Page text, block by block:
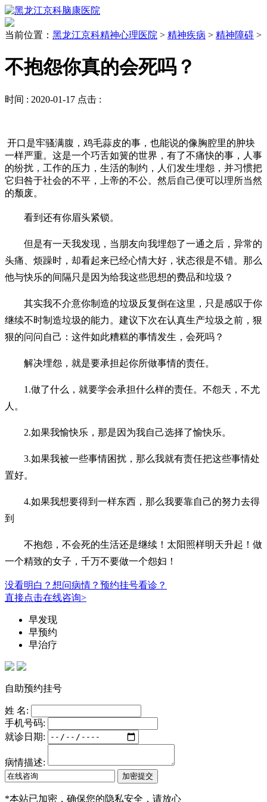
当前位置： 黑龙江京科精神心理医院 > 精神疾病 > 精神障碍 >
不抱怨你真的会死吗？
时间 : 2020-01-17 点击 :
开口是牢骚满腹，鸡毛蒜皮的事，也能说的像胸腔里的肿块
一样严重。这是一个巧舌如簧的世界，有了不痛快的事，人事
的纷扰，工作的压力，生活的制约，人们发生埋怨，并习惯把
它归咎于社会的不平，上帝的不公。然后自己便可以理所当然
的颓废。
看到还有你眉头紧锁。
但是有一天我发现，当朋友向我埋怨了一通之后，异常的
头痛、烦躁时，却看起来已经心情大好，状态很是不错。那么
他与快乐的间隔只是因为给我这些思想的费品和垃圾？
其实我不介意你制造的垃圾反复倒在这里，只是感叹于你
继续不时制造垃圾的能力。建议下次在认真生产垃圾之前，狠
狠的问问自己：这件如此糟糕的事情发生，会死吗？
解决埋怨，就是要承担起你所做事情的责任。
1.做了什么，就要学会承担什么样的责任。不怨天，不尤
人。
2.如果我愉快乐，那是因为我自己选择了愉快乐。
3.如果我被一些事情困扰，那么我就有责任把这些事情处
置好。
4.如果我想要得到一样东西，那么我要靠自己的努力去得
到
不抱怨，不会死的生活还是继续！太阳照样明天升起！做
一个精致的女子，千万不要做一个怨妇！
没看明白？想问病情？预约挂号看诊？
直接点击在线咨询>
早发现
早预约
早治疗
自助预约挂号
姓 名:
手机号码:
就诊日期:
病情描述:
*本站已加密，确保您的隐私安全，请放心